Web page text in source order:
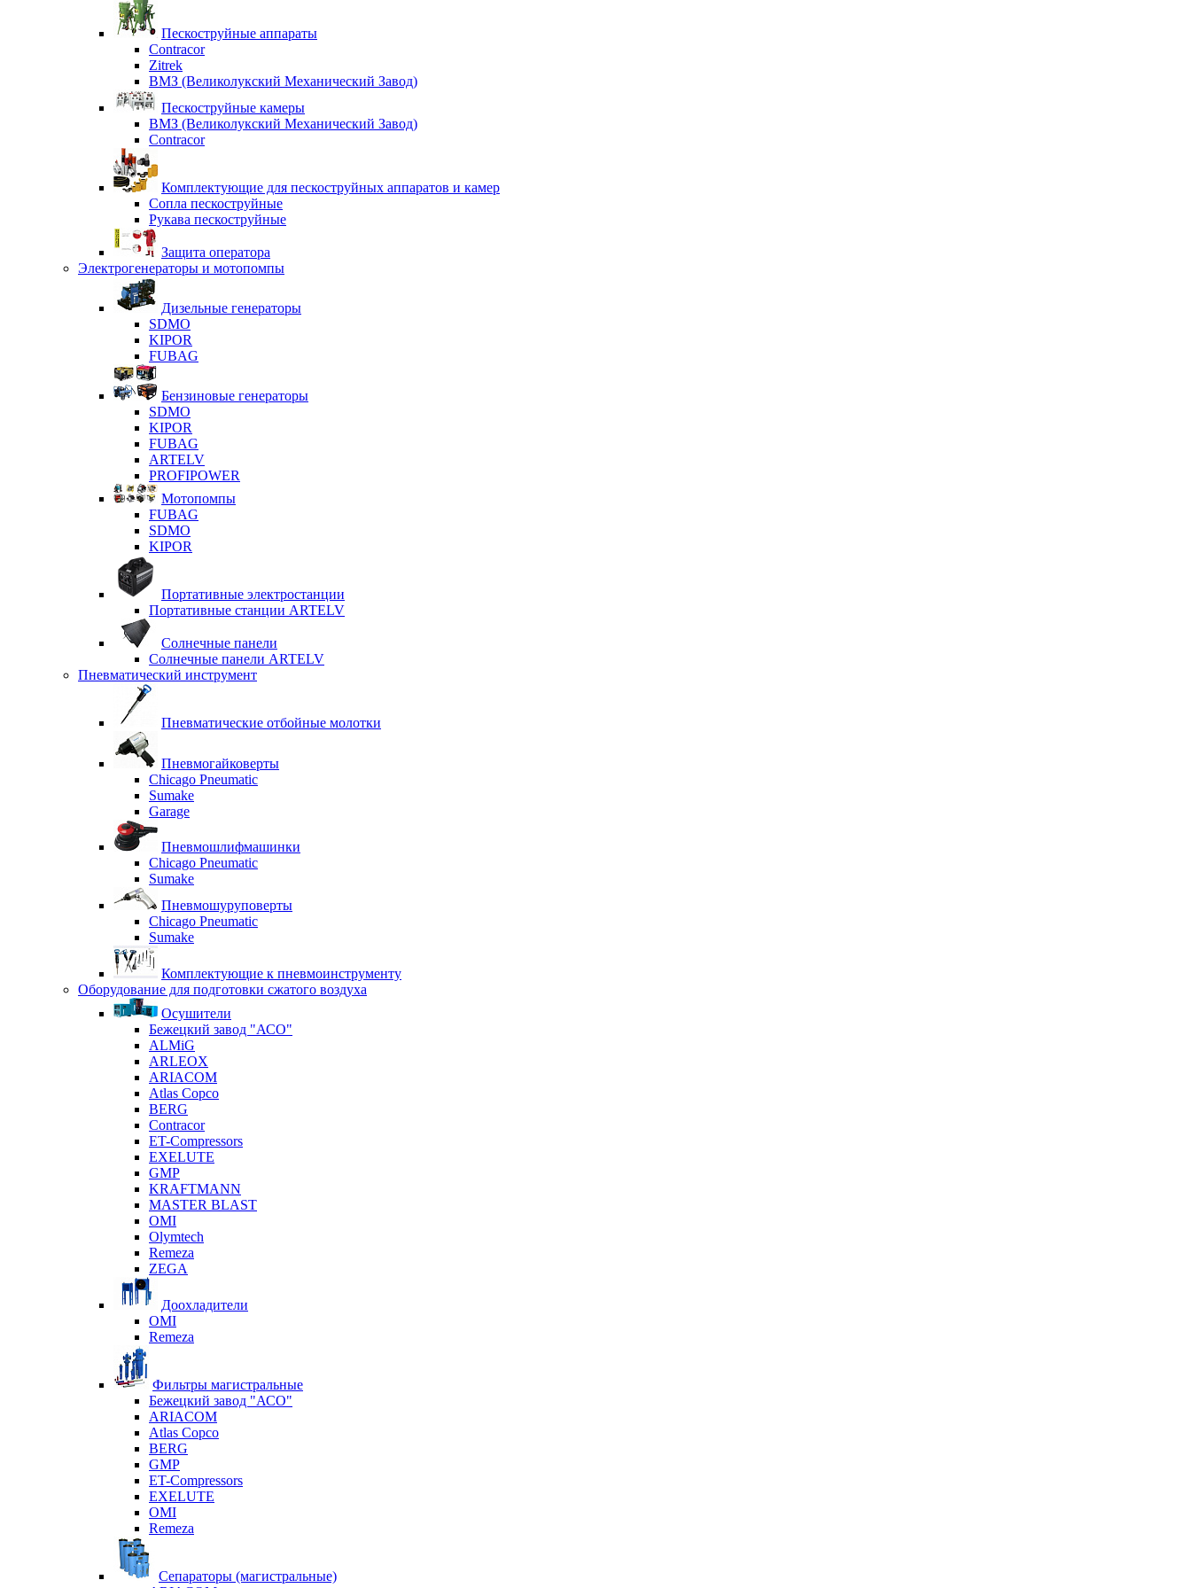
Пескоструйные аппараты
Contracor
Zitrek
ВМЗ (Великолукский Механический Завод)
Пескоструйные камеры
ВМЗ (Великолукский Механический Завод)
Contracor
Комплектующие для пескоструйных аппаратов и камер
Сопла пескоструйные
Рукава пескоструйные
Защита оператора
Электрогенераторы и мотопомпы
Дизельные генераторы
SDMO
KIPOR
FUBAG
Бензиновые генераторы
SDMO
KIPOR
FUBAG
ARTELV
PROFIPOWER
Мотопомпы
FUBAG
SDMO
KIPOR
Портативные электростанции
Портативные станции ARTELV
Солнечные панели
Солнечные панели ARTELV
Пневматический инструмент
Пневматические отбойные молотки
Пневмогайковерты
Chicago Pneumatic
Sumake
Garage
Пневмошлифмашинки
Chicago Pneumatic
Sumake
Пневмошуруповерты
Chicago Pneumatic
Sumake
Комплектующие к пневмоинструменту
Оборудование для подготовки сжатого воздуха
Осушители
Бежецкий завод "АСО"
ALMiG
ARLEOX
ARIACOM
Atlas Copco
BERG
Contracor
ET-Compressors
EXELUTE
GMP
KRAFTMANN
MASTER BLAST
OMI
Olymtech
Remeza
ZEGA
Доохладители
OMI
Remeza
Фильтры магистральные
Бежецкий завод "АСО"
ARIACOM
Atlas Copco
BERG
GMP
ET-Compressors
EXELUTE
OMI
Remeza
Сепараторы (магистральные)